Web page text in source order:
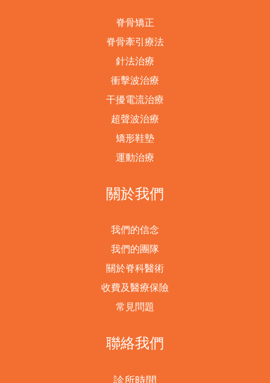
脊骨矯正
脊骨牽引療法
針法治療
衝擊波治療
干擾電流治療
超聲波治療
矯形鞋墊
運動治療
關於我們
我們的信念
我們的團隊
關於脊科醫術
收費及醫療保險
常見問題
聯絡我們
診所時間